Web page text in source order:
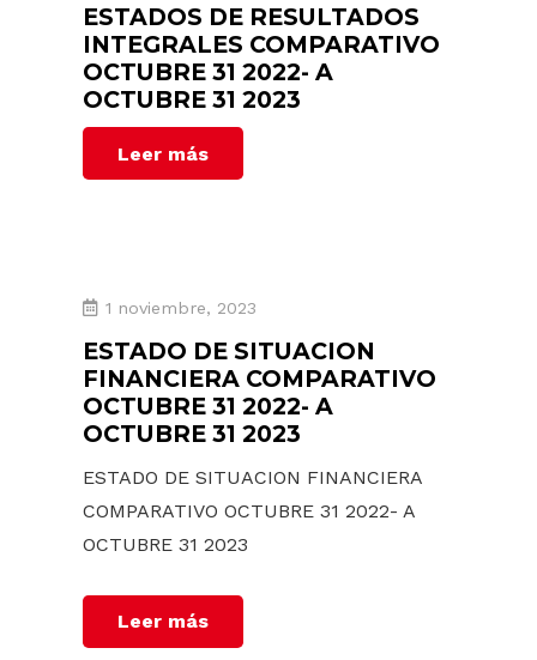
ESTADOS DE RESULTADOS
INTEGRALES COMPARATIVO
OCTUBRE 31 2022- A
OCTUBRE 31 2023
Leer más
1 noviembre, 2023
ESTADO DE SITUACION
FINANCIERA COMPARATIVO
OCTUBRE 31 2022- A
OCTUBRE 31 2023
ESTADO DE SITUACION FINANCIERA
COMPARATIVO OCTUBRE 31 2022- A
OCTUBRE 31 2023
Leer más